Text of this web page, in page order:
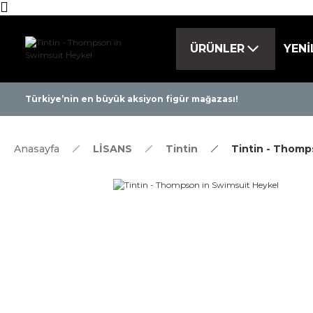
ÜRÜNLER
Türkiye’nin en büyük aksiyon figür mağazası!
Anasayfa LİSANS Tintin Tintin -